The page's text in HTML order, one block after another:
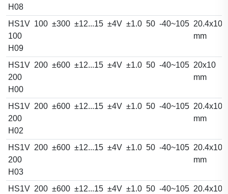
H08
HS1V
100
H09
100 ±300 ±12...15 ±4V ±1.0 50 -40~105
mm
HS1V
200
H00
200 ±600 ±12...15 ±4V ±1.0 50 -40~105 20x10
mm
HS1V
200
H02
200 ±600 ±12...15 ±4V ±1.0 50 -40~105
mm
HS1V
200
H03
200 ±600 ±12...15 ±4V ±1.0 50 -40~105
mm
HS1V 200 ±600 ±12...15 ±4V ±1.0 50 -40~105